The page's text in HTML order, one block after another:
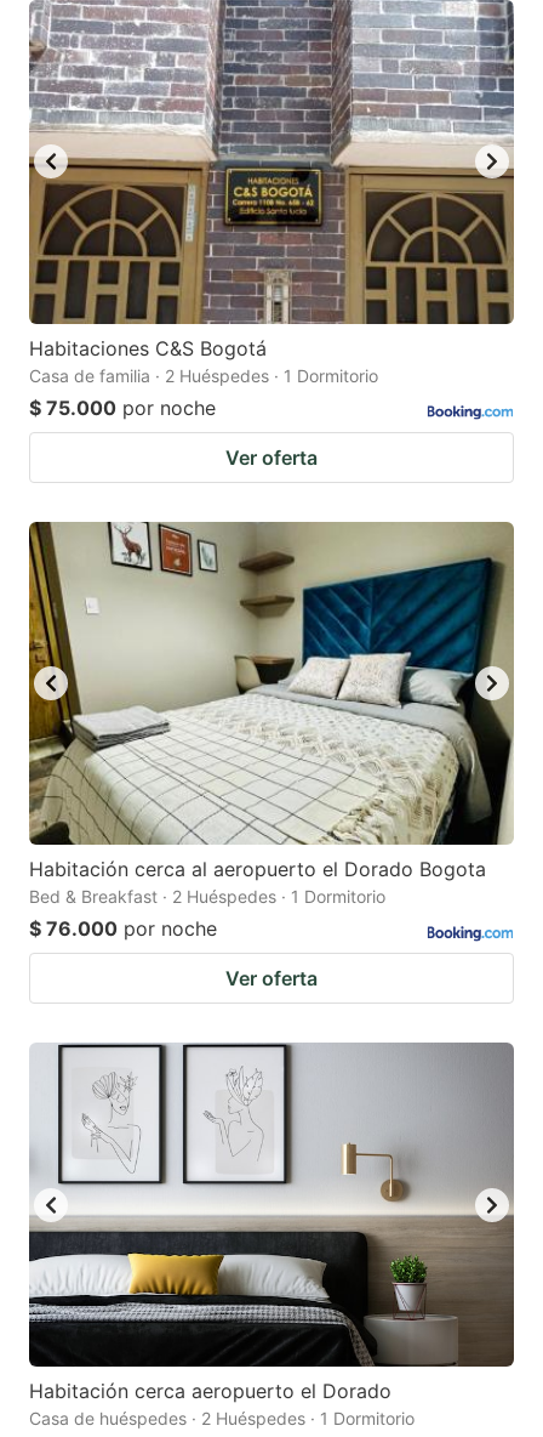
Habitaciones C&S Bogotá
Casa de familia · 2 Huéspedes · 1 Dormitorio
$ 75.000 por noche
Ver oferta
Habitación cerca al aeropuerto el Dorado Bogota
Bed & Breakfast · 2 Huéspedes · 1 Dormitorio
$ 76.000 por noche
Ver oferta
Habitación cerca aeropuerto el Dorado
Casa de huéspedes · 2 Huéspedes · 1 Dormitorio